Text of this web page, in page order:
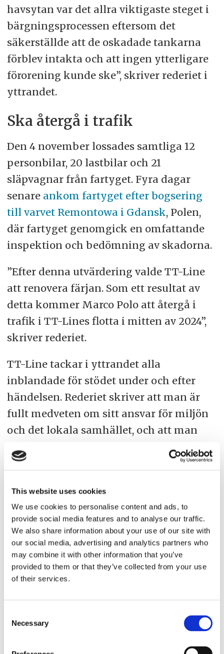
This website uses cookies
We use cookies to personalise content and ads, to
provide social media features and to analyse our traffic.
We also share information about your use of our site with
our social media, advertising and analytics partners who
may combine it with other information that you’ve
provided to them or that they’ve collected from your use
of their services.
Selection
Necessary
havsytan var det allra viktigaste steget i
bärgningsprocessen eftersom det
säkerställde att de oskadade tankarna
förblev intakta och att ingen ytterligare
förorening kunde ske”, skriver rederiet i
yttrandet.
Ska återgå i trafik
Den 4 november lossades samtliga 12
personbilar, 20 lastbilar och 21
släpvagnar från fartyget. Fyra dagar
senare ankom fartyget efter bogsering
till varvet Remontowa i Gdansk, Polen,
där fartyget genomgick en omfattande
inspektion och bedömning av skadorna.
”Efter denna utvärdering valde TT-Line
att renovera färjan. Som ett resultat av
detta kommer Marco Polo att återgå i
trafik i TT-Lines flotta i mitten av 2024”,
skriver rederiet.
TT-Line tackar i yttrandet alla
inblandade för stödet under och efter
händelsen. Rederiet skriver att man är
fullt medveten om sitt ansvar för miljön
och det lokala samhället, och att man
djupt beklagar den skada som orsakats.
Vidare uppger rederiet att man bedriver
sin verksamhet enligt internationella
och europeiska bestämmelser, och att
rederiet de senaste åren har gjort
betydande investeringar i miljövänlig
teknik för sin flotta. Detta inkluderar två